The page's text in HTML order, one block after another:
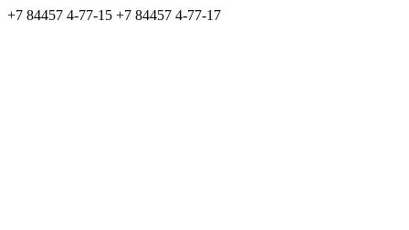
+7 84457 4-77-15 +7 84457 4-77-17